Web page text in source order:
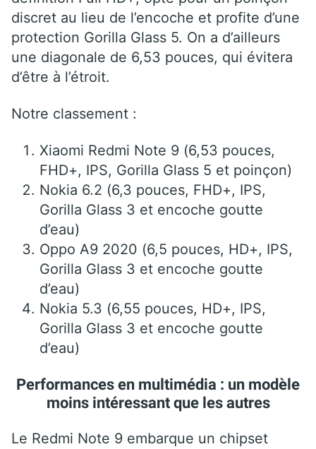
discret au lieu de l’encoche et profite d’une
protection Gorilla Glass 5. On a d’ailleurs
une diagonale de 6,53 pouces, qui évitera
d’être à l’étroit.
Notre classement :
Xiaomi Redmi Note 9 (6,53 pouces,
FHD+, IPS, Gorilla Glass 5 et poinçon)
Nokia 6.2 (6,3 pouces, FHD+, IPS,
Gorilla Glass 3 et encoche goutte
d’eau)
Oppo A9 2020 (6,5 pouces, HD+, IPS,
Gorilla Glass 3 et encoche goutte
d’eau)
Nokia 5.3 (6,55 pouces, HD+, IPS,
Gorilla Glass 3 et encoche goutte
d’eau)
Performances en multimédia : un modèle
moins intéressant que les autres
Le Redmi Note 9 embarque un chipset